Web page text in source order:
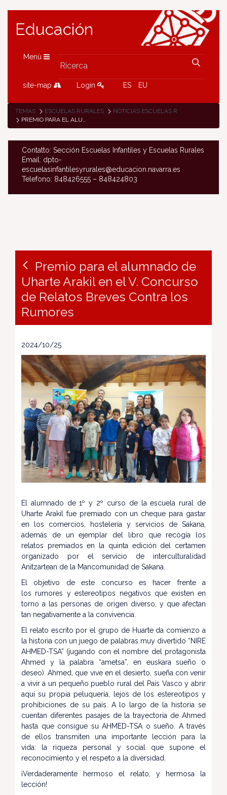
Educación
Menù
site-map Login ES EU
TEMAS ESCUELAS RURALES
NOTICIAS ESCUELAS RURALES
PREMIO PARA EL ALUMNADO DE UHARTE ARAKIL EN EL V. CONCURSO DE RELATOS BREVES CONTRA LOS RUMORES
Contatto: Sección Escuelas Infantiles y Escuelas Rurales
Email: dpto-
escuelasinfantilesyrurales@educacion.navarra.es
Telefono: 848426555 – 848424803
Premio para el alumnado de
Uharte Arakil en el V. Concurso
de Relatos Breves Contra los
Rumores
2024/10/25
El alumnado de 1º y 2º curso de la escuela rural de
Uharte Arakil fue premiado con un cheque para gastar
en los comercios, hostelería y servicios de Sakana,
además de un ejemplar del libro que recogía los
relatos premiados en la quinta edición del certamen
organizado por el servicio de interculturalidad
Anitzartean de la Mancomunidad de Sakana.
El objetivo de este concurso es hacer frente a
los rumores y estereotipos negativos que existen en
torno a las personas de origen diverso, y que afectan
tan negativamente a la convivencia.
El relato escrito por el grupo de Huarte da comienzo a
la historia con un juego de palabras muy divertido “NIRE
AHMED-TSA” (jugando con el nombre del protagonista
Ahmed y la palabra “ametsa”, en euskara sueño o
deseo). Ahmed, que vive en el desierto, sueña con venir
a vivir a un pequeño pueblo rural del País Vasco y abrir
aquí su propia peluquería, lejos de los estereotipos y
prohibiciones de su país. A lo largo de la historia se
cuentan diferentes pasajes de la trayectoria de Ahmed
hasta que consigue su AHMED-TSA o sueño. A través
de ellos transmiten una importante lección para la
vida: la riqueza personal y social que supone el
reconocimiento y el respeto a la diversidad.
¡Verdaderamente hermoso el relato, y hermosa la
lección!